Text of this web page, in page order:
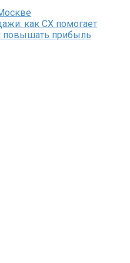
как CX помогает
повышать прибыль